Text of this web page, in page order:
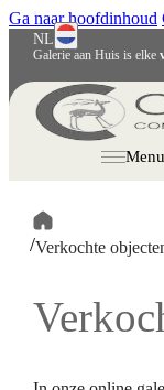
Ga naar hoofdinhoud
Galerie aan Huis is elke
NL
Menu
/Verkochte